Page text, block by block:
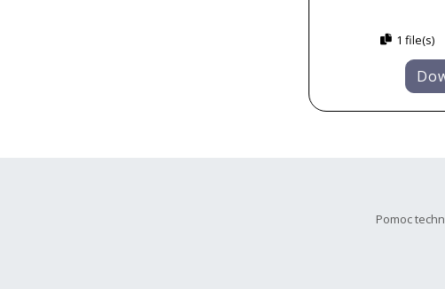
1 file(s)
Pomoc